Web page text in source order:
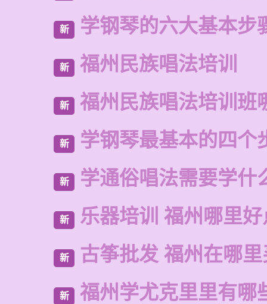
新 学钢琴的六大基本步
新 福州民族唱法培训
新 福州民族唱法培训班
新 学钢琴最基本的四个
新 学通俗唱法需要学什
新 乐器培训 福州哪里
新 古筝批发 福州在哪
新 福州学尤克里里有哪